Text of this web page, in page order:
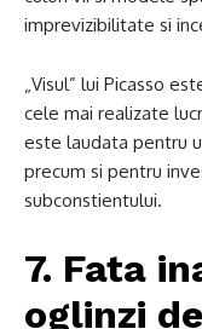
imprevizibilitate si
„Visul” lui Picasso
cele mai realizate
este laudata pentru
precum si pentru
subconstientului.
7. Fata
oglinzi